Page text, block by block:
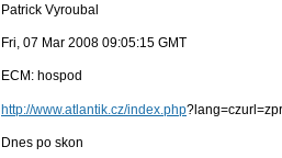
Patrick Vyroubal
Fri, 07 Mar 2008 09:05:15 GMT
ECM: hospod
http://www.atlantik.cz/index.php
Dnes po skon